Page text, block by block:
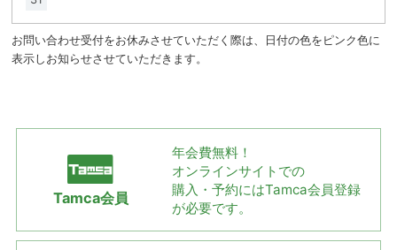
お問い合わせ受付をお休みさせていただく際は、日付の色をピンク色に
表示しお知らせさせていただきます。
Tamca会員
年会費無料！
オンラインサイトでの
購入・予約にはTamca会員登録
が必要です。